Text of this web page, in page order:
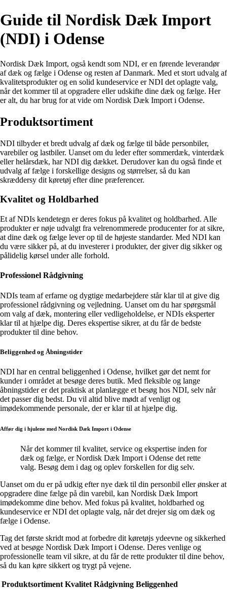
Guide til Nordisk Dæk Import
(NDI) i Odense
Nordisk Dæk Import, også kendt som NDI, er en førende leverandør
af dæk og fælge i Odense og resten af Danmark. Med et stort udvalg af
kvalitetsprodukter og en solid kundeservice er NDI det oplagte valg,
når det kommer til at opgradere eller udskifte dine dæk og fælge. Her
er alt, du har brug for at vide om Nordisk Dæk Import i Odense.
Produktsortiment
NDI tilbyder et bredt udvalg af dæk og fælge til både personbiler,
varebiler og lastbiler. Uanset om du leder efter sommerdæk, vinterdæk
eller helårsdæk, har NDI dig dækket. Derudover kan du også finde et
udvalg af fælge i forskellige designs og størrelser, så du kan
skræddersy dit køretøj efter dine præferencer.
Kvalitet og Holdbarhed
Et af NDIs kendetegn er deres fokus på kvalitet og holdbarhed. Alle
produkter er nøje udvalgt fra velrenommerede producenter for at sikre,
at dine dæk og fælge lever op til de højeste standarder. Med NDI kan
du være sikker på, at du investerer i produkter, der giver dig sikker og
pålidelig kørsel under alle forhold.
Professionel Rådgivning
NDIs team af erfarne og dygtige medarbejdere står klar til at give dig
professionel rådgivning og vejledning. Uanset om du har spørgsmål
om valg af dæk, montering eller vedligeholdelse, er NDIs eksperter
klar til at hjælpe dig. Deres ekspertise sikrer, at du får de bedste
produkter til dine behov.
Beliggenhed og Åbningstider
NDI har en central beliggenhed i Odense, hvilket gør det nemt for
kunder i området at besøge deres butik. Med fleksible og lange
åbningstider er det praktisk at planlægge et besøg hos NDI, selv når
det passer dig bedst. Du vil altid blive mødt af venligt og
imødekommende personale, der er klar til at hjælpe dig.
Affør dig i hjulene med Nordisk Dæk Import i Odense
Når det kommer til kvalitet, service og ekspertise inden for
dæk og fælge, er Nordisk Dæk Import i Odense det rette
valg. Besøg dem i dag og oplev forskellen for dig selv.
Uanset om du er på udkig efter nye dæk til din personbil eller ønsker at
opgradere dine fælge på din varebil, kan Nordisk Dæk Import
imødekomme dine behov. Med fokus på kvalitet, holdbarhed og
kundeservice er NDI det oplagte valg, når det drejer sig om dæk og
fælge i Odense.
Tag det første skridt mod at forbedre dit køretøjs ydeevne og sikkerhed
ved at besøge Nordisk Dæk Import i Odense. Deres venlige og
professionelle team vil sikre, at du får de rette produkter til dine behov,
så du kan køre sikkert og trygt på vejene.
Produktsortiment Kvalitet Rådgivning Beliggenhed